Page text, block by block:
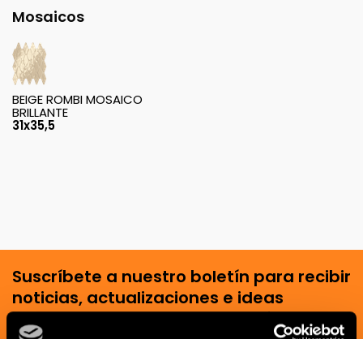
Mosaicos
BEIGE ROMBI MOSAICO
BRILLANTE
31x35,5
Suscríbete a nuestro boletín para recibir
noticias, actualizaciones e ideas
creativas del mundo de la cerámica y el